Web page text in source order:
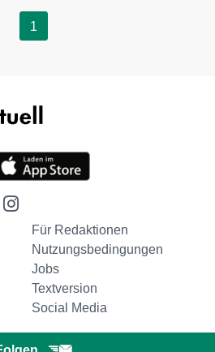
1
Für Redaktionen
Nutzungsbedingungen
Jobs
Textversion
Social Media